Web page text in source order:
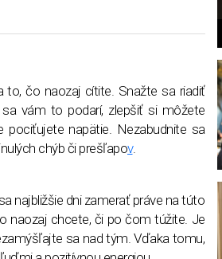
to, čo naozaj cítite. Snažte sa riadiť
vám to podarí, zlepšiť si môžete
napätie. Nezabudnite sa
chýb či prešľapov.
najbližšie dni zamerať práve na túto
naozaj chcete, či po čom túžite. Je
sa nad tým. Vďaka tomu,
s
l
e